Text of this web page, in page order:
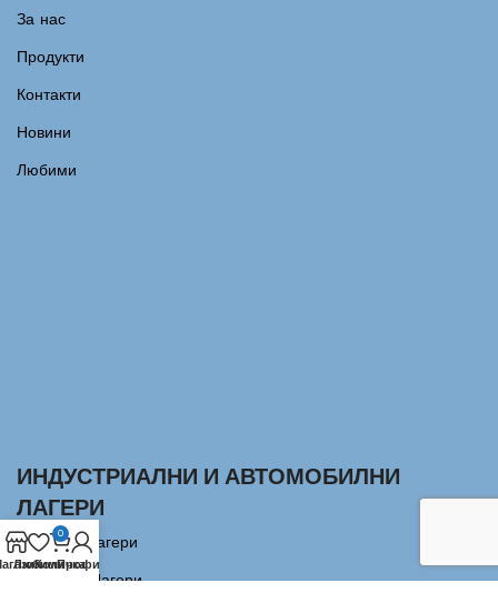
За нас
Продукти
Контакти
Новини
Любими
ИНДУСТРИАЛНИ И АВТОМОБИЛНИ
ЛАГЕРИ
Сачмени лагери
Аксиални Лагери
Любими
0
Количка
Профил